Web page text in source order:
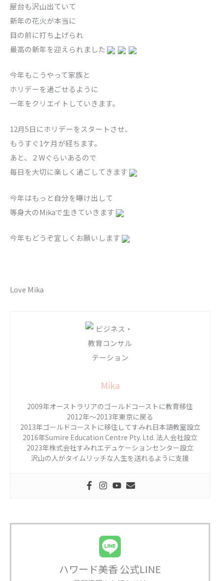
屋台も沢山出ていて
新年の花火が本当に
目の前に打ち上げられ
最高の新年を迎えられました
今年もこうやって家族と
ホリデーを過ごせるように
一年をクリエイトしていきます。
12月5日にホリデーをスタートさせ、
もうすぐ1ケ月が経ちます。
あと、２Wぐらいあるので
毎日を大切に楽しく過ごしてきます
今年はもっと自分を曝け出して
等身大のMikaで生きていきます
今年もどうぞ宜しくお願いします
Love Mika
Mika
2009年オーストラリアのゴールドコーストに教育移住
2012年〜2013年東京に戻る
2013年ゴールドコーストに移住してすみれ日本語教室設立
2016年Sumire Education Centre Pty. Ltd. 法人会社設立
2023年株式会社すみれエデュケーションセンター設立
沢山の人がタイムリッチな人生を送れるように支援
ハワード美香 公式LINE